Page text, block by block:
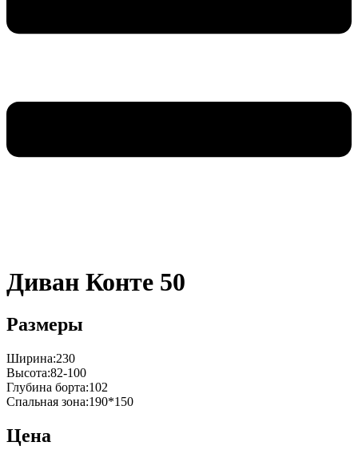
Диван Конте 50
Размеры
Ширина:230
Высота:82-100
Глубина борта:102
Спальная зона:190*150
Цена